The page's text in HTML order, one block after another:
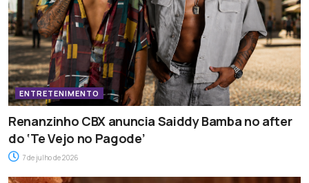
ENTRETENIMENTO
Renanzinho CBX anuncia Saiddy Bamba no after
do ‘Te Vejo no Pagode’
7 de julho de 2026